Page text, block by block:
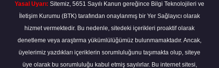
Yasal Uyarı: Sitemiz, 5651 Sayılı Kanun gereğince Bilgi Teknolojileri ve
İletişim Kurumu (BTK) tarafından onaylanmış bir Yer Sağlayıcı olarak
hizmet vermektedir. Bu nedenle, sitedeki içerikleri proaktif olarak
denetleme veya araştırma yükümlülüğümüz bulunmamaktadır. Ancak,
üyelerimiz yazdıkları içeriklerin sorumluluğunu taşımakta olup, siteye
üye olarak bu sorumluluğu kabul etmiş sayılırlar. Bu internet sitesi,